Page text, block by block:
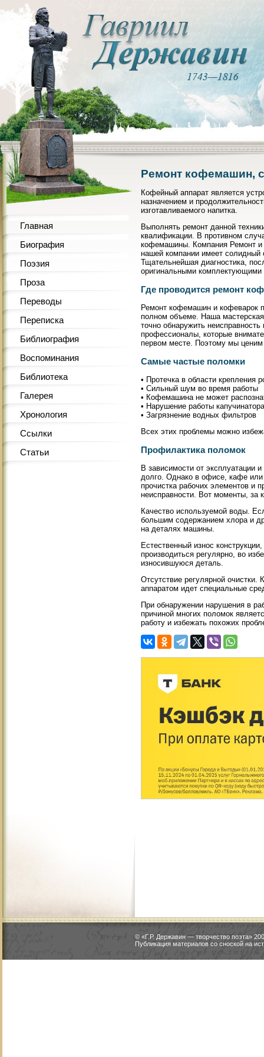
Главная
Биография
Поэзия
Проза
Переводы
Переписка
Библиография
Воспоминания
Библиотека
Галерея
Хронология
Ссылки
Статьи
Ремонт кофемашин,
Кофейный аппарат является
назначением и
изготавливаемого напитка.
Выполнять ремонт данной
квалификации. В противном
кофемашины. Компания Ремонт и
нашей компании имеет солидный
Тщательнейшая диагностика,
оригинальными комплектующими
Где проводится ремонт
Ремонт кофемашин и кофеварок
полном объеме. Наша
точно обнаружить
профессионалы, которые
первом месте. Поэтому мы
Самые частые поломки
• Протечка в области крепления
• Сильный шум во время работы
• Кофемашина не может
• Нарушение работы капучинатора
• Загрязнение водных фильтров
Всех этих проблемы можно
Профилактика поломок
В зависимости от эксплуатации
долго. Однако в офисе, кафе или
прочистка рабочих элементов и
неисправности. Вот моменты, за
Качество используемой воды.
большим содержанием хлора и
на деталях машины.
Естественный износ
производиться регулярно, во
износившуюся деталь.
Отсутствие регулярной
аппаратом идет специальные
При обнаружении нарушения в
причиной многих поломок
работу и избежать похожих
© «Г.Р. Державин — творчество поэта»
Публикация материалов со сноской на